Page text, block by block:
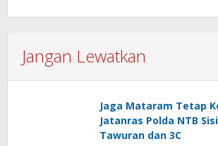
Jangan Lewatkan
Jaga Mataram Tetap
Jatanras Polda NTB
Tawuran dan 3C